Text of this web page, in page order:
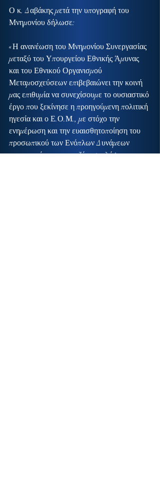
Ο κ. Δαβάκης μετά την υπογραφή του
Μνημονίου δήλωσε:
«Η ανανέωση του Μνημονίου Συνεργασίας
μεταξύ του Υπουργείου Εθνικής Άμυνας
και του Εθνικού Οργανισμού
Μεταμοσχεύσεων επιβεβαιώνει την κοινή
μας επιθυμία να συνεχίσουμε το ουσιαστικό
έργο που ξεκίνησε η προηγούμενη πολιτική
ηγεσία και ο Ε.Ο.Μ., με στόχο την
ενημέρωση και την ευαισθητοποίηση του
προσωπικού των Ενόπλων Δυνάμεων
αναφορικά με την αναζήτηση, λήψη και